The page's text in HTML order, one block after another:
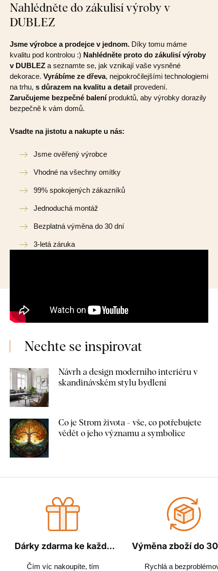
Nahlédněte do zákulisí výroby v
DUBLEZ
Jsme výrobce a prodejce v jednom. Díky tomu máme
kvalitu pod kontrolou :) Nahlédněte proto do zákulisí výroby
v DUBLEZ a seznamte se, jak vznikají vaše vysněné
dekorace. Vyrábíme ze dřeva, nejpokročilejšími technologiemi
na trhu, s důrazem na kvalitu a detail provedení.
Zaručujeme bezpečné baleníproduktů, aby výrobky dorazily
bezpečně k vám domů.
Vsadte na jistotu a nakupte u nás:
Jsme ověřený výrobce
Vhodné na všechny omítky
99% spokojených zákazníků
Jednoduchá montáž
Bezplatná výměna do 30 dní
3-letá záruka
Nechte se inspirovat
Návrh a design moderního interiéru v
skandinávském stylu bydlení
Co je Strom života - vše, co potřebujete
vědět o jeho významu a symbolice
Dárky zdarma ke každé
Čím víc nakoupíte, tím
Výměna zboží do
Rychlá a